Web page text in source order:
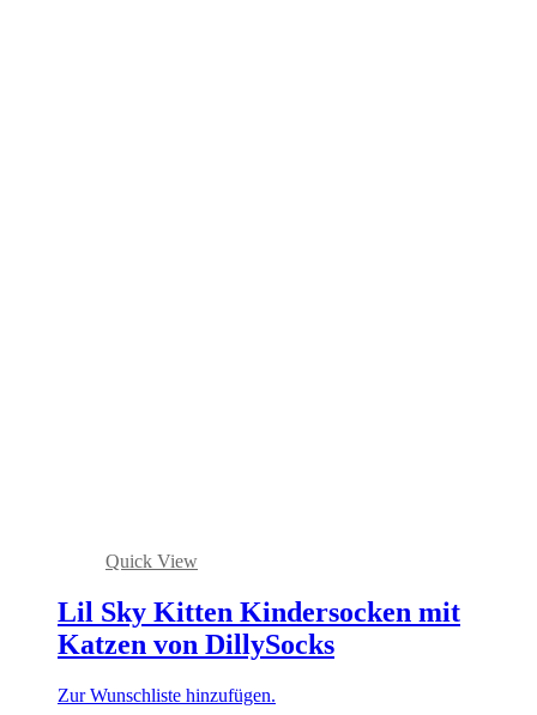
Quick View
Lil Sky Kitten Kindersocken mit
Katzen von DillySocks
Zur Wunschliste hinzufügen.